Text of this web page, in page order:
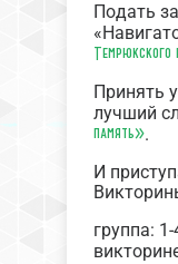
Подать
Темрюкского
Принять
лучший
память».
И
группа: